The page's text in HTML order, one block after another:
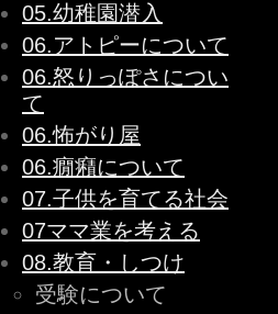
05.幼稚園潜入
06.アトピーについて
06.怒りっぽさについ
て
06.怖がり屋
06.癇癪について
07.子供を育てる社会
07ママ業を考える
08.教育・しつけ
受験について